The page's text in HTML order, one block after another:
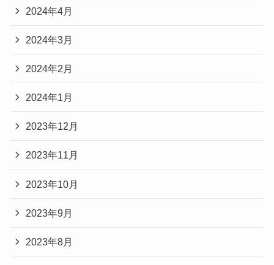
2024年4月
2024年3月
2024年2月
2024年1月
2023年12月
2023年11月
2023年10月
2023年9月
2023年8月